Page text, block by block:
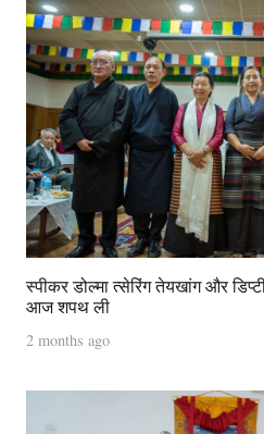
स्पीकर डोल्मा त्सेरिंग तेयखांग और
आज शपथ ली
2 months ago